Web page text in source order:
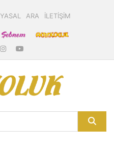
YASAL ARA İLETİŞİM